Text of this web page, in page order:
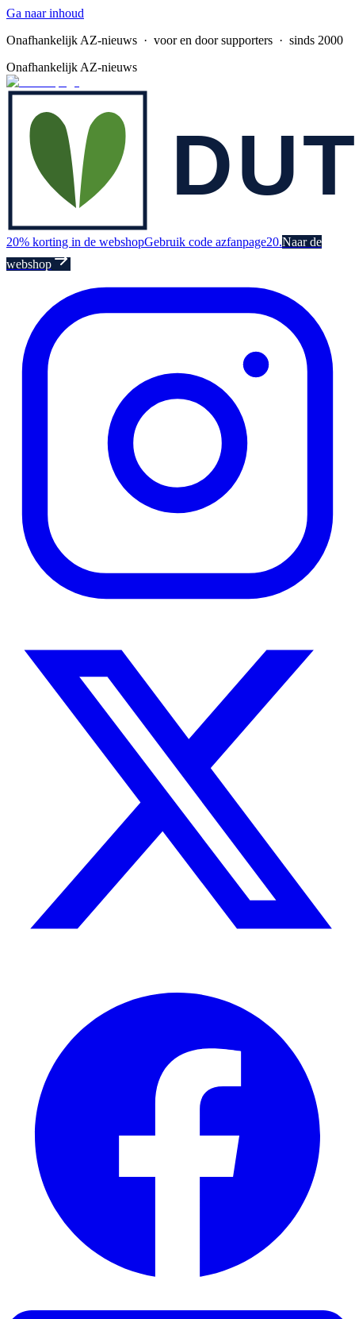
Ga naar inhoud
Onafhankelijk AZ-nieuws · voor en door supporters · sinds 2000
Onafhankelijk AZ-nieuws
20% korting in de webshopGebruik code azfanpage20.Naar de
webshop